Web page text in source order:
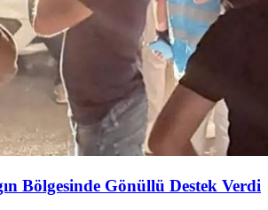
Bölgesinde Gönüllü Destek Verdi